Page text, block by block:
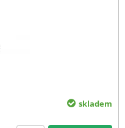
skladem